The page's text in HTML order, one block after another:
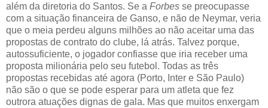
além da diretoria do Santos. Se a Forbes se preocupasse
com a situação financeira de Ganso, e não de Neymar, veria
que o meia perdeu alguns milhões ao não aceitar uma das
propostas de contrato do clube, lá atrás. Talvez porque,
autossuficiente, o jogador confiasse que iria receber uma
proposta milionária pelo seu futebol. Todas as três
propostas recebidas até agora (Porto, Inter e São Paulo)
não são o que se pode esperar para um atleta que fez
outrora atuações dignas de gala. Mas que muitos enxergam